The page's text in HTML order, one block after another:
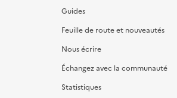
Guides
Feuille de route et nouveautés
Nous écrire
Échangez avec la communauté
Statistiques